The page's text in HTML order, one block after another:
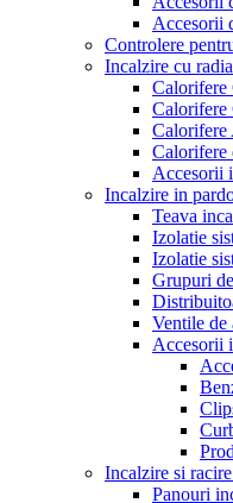
Accesorii
Controlere
Incalzire cu
Calorifere
Calorifere
Calorifere
Accesorii
Incalzire in
Teava
Izolatie
Izolatie
Grupuri
Ventile de
Accesorii
Incalzire si
Panouri